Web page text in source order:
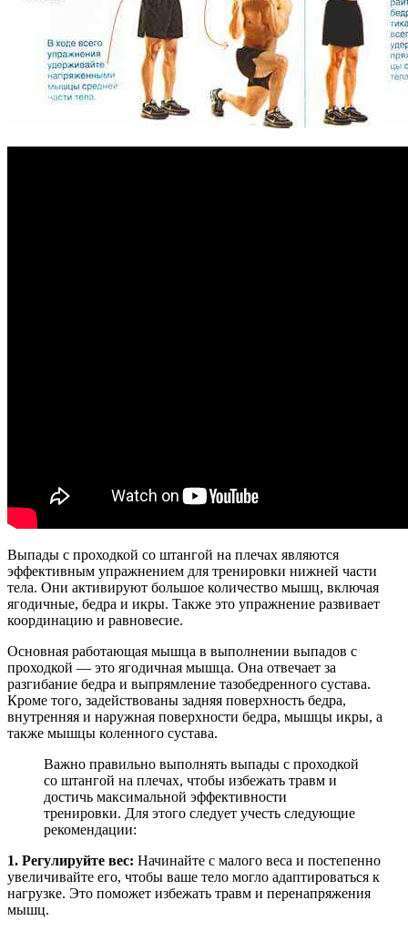
Выпады с проходкой со штангой на плечах являются
эффективным упражнением для тренировки нижней части
тела. Они активируют большое количество мышц, включая
ягодичные, бедра и икры. Также это упражнение развивает
координацию и равновесие.
Основная работающая мышца в выполнении выпадов с
проходкой — это ягодичная мышца. Она отвечает за
разгибание бедра и выпрямление тазобедренного сустава.
Кроме того, задействованы задняя поверхность бедра,
внутренняя и наружная поверхности бедра, мышцы икры, а
также мышцы коленного сустава.
Важно правильно выполнять выпады с проходкой
со штангой на плечах, чтобы избежать травм и
достичь максимальной эффективности
тренировки. Для этого следует учесть следующие
рекомендации:
1. Регулируйте вес: Начинайте с малого веса и постепенно
увеличивайте его, чтобы ваше тело могло адаптироваться к
нагрузке. Это поможет избежать травм и перенапряжения
мышц.